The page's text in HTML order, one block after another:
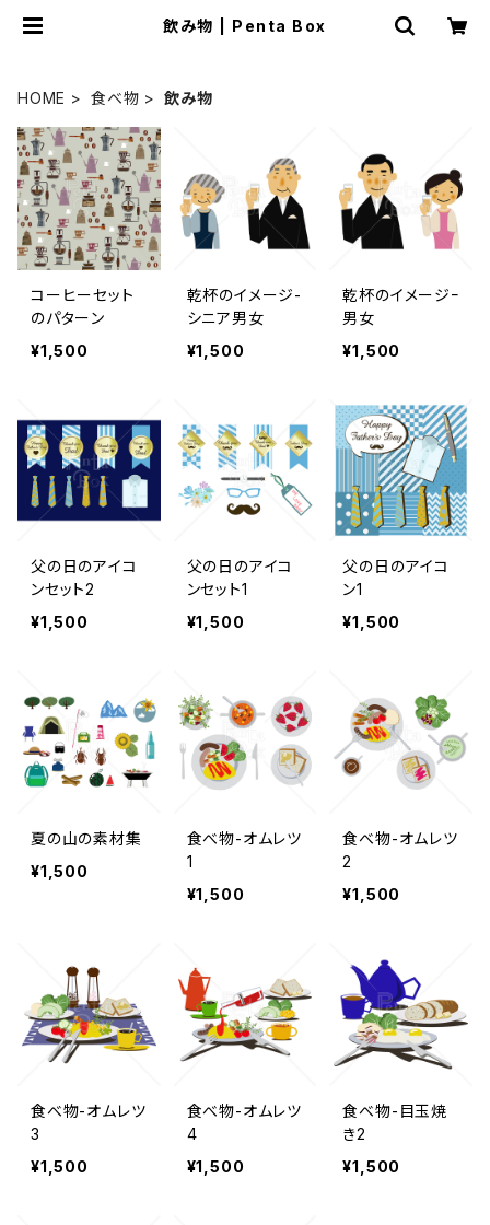
飲み物 | Penta Box
HOME 食べ物 飲み物
コーヒーセット
のパターン
¥1,500
乾杯のイメージ-
シニア男女
¥1,500
乾杯のイメージｰ
男女
¥1,500
父の日のアイコ
ンセット2
¥1,500
父の日のアイコ
ンセット1
¥1,500
父の日のアイコ
ン1
¥1,500
夏の山の素材集
¥1,500
食べ物-オムレツ
1
¥1,500
食べ物-オムレツ
2
¥1,500
食べ物-オムレツ
3
¥1,500
食べ物-オムレツ
4
¥1,500
食べ物-目玉焼
き2
¥1,500